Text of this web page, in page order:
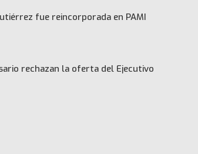
fue reincorporada en PAMI
rechazan la oferta del Ejecutivo